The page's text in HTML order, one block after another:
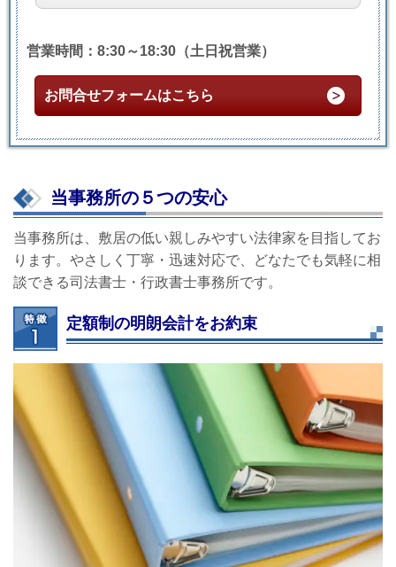
営業時間：8:30～18:30（土日祝営業）
お問合せフォームはこちら
当事務所の５つの安心
当事務所は、敷居の低い親しみやすい法律家を目指してお
ります。やさしく丁寧・迅速対応で、どなたでも気軽に相
談できる司法書士・行政書士事務所です。
定額制の明朗会計をお約束